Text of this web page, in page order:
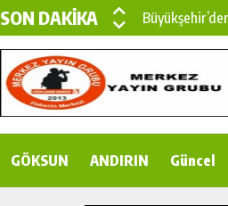
SON DAKİKA
Çin’den
Gençler
GÖKSUN ANDIRIN Güncel